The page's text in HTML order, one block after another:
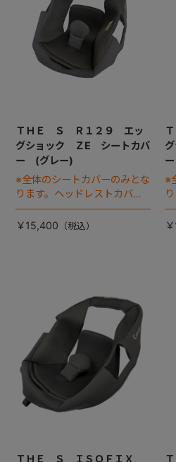
【共通部品】ＩＳＯＦＩＸキャ
ロッキングクリップ・ギボシ
【共通部品】ベースカバー・サ
ＴＨＥ Ｓ Ｒ１２９ エッ
グショック ＺE シートカバ
ー (グレー)
※全体のシートカバーのみとな
ります。ヘッドレストカバー
は別売りです。
￥15,400
※
ＴＨＥ Ｓ ＩＳＯＦＩＸ